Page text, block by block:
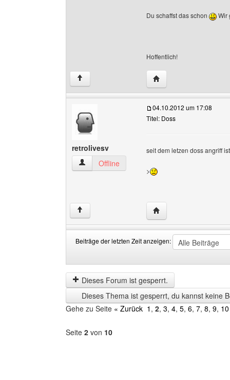
Du schaffst das schon Wir
Hoffentlich!
↑ Website dieses
retrolivesv
retrolivesv Benutzer-Profile anzeigen
Offline
04.10.2012 um 17:08
Titel: Doss
seit dem letzen doss angriff
>
↑ Website dieses
Beiträge der letzten Zeit anzeigen:
der
letzten
Zeit
anzeigen
by
Dieses Forum ist gesperrt.
Dieses Thema ist gesperrt, du kannst keine
Gehe zu Seite « Zurück 1 , 2, 3, 4, 5, 6, 7, 8, 9, 10
Seite 2 von 10